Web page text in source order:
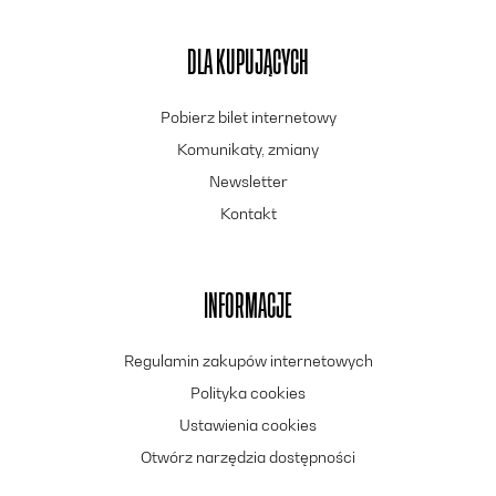
DLA KUPUJĄCYCH
Pobierz bilet internetowy
Komunikaty, zmiany
Newsletter
Kontakt
INFORMACJE
Regulamin zakupów internetowych
Polityka cookies
Ustawienia cookies
Otwórz narzędzia dostępności